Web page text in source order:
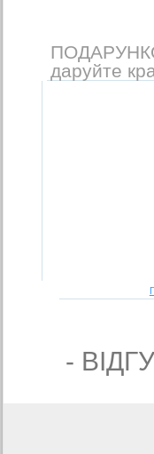
даруйте
-